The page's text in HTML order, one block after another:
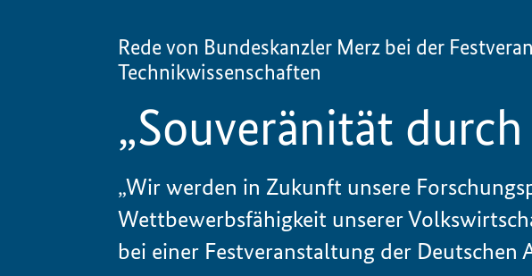
Rede von Bundeskanzler Merz bei der
Technikwissenschaften
„Souveränität
„Wir werden in Zukunft unsere
Wettbewerbsfähigkeit unserer
bei einer Festveranstaltung der Deutschen